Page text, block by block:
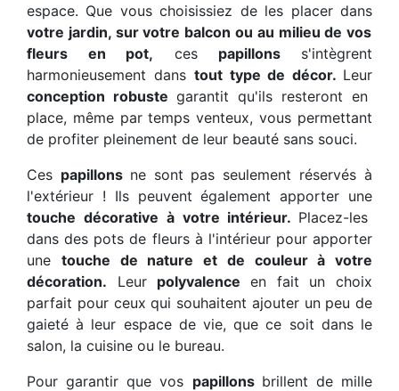
espace. Que vous choisissiez de les placer dans
votre jardin, sur votre balcon ou au milieu de vos
fleurs en pot, ces papillons s'intègrent
harmonieusement dans tout type de décor. Leur
conception robuste garantit qu'ils resteront en
place, même par temps venteux, vous permettant
de profiter pleinement de leur beauté sans souci.
Ces papillons ne sont pas seulement réservés à
l'extérieur ! Ils peuvent également apporter une
touche décorative à votre intérieur. Placez-les
dans des pots de fleurs à l'intérieur pour apporter
une touche de nature et de couleur à votre
décoration. Leur polyvalenceen fait un choix
parfait pour ceux qui souhaitent ajouter un peu de
gaieté à leur espace de vie, que ce soit dans le
salon, la cuisine ou le bureau.
Pour garantir que vos papillons brillent de mille